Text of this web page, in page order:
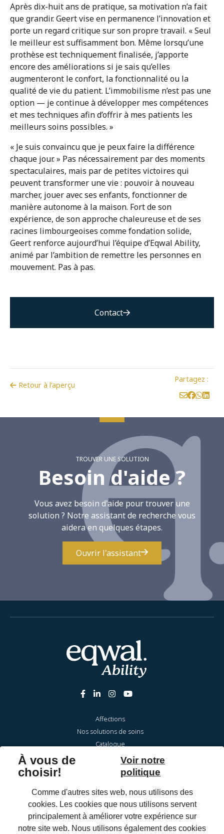
Après dix-huit ans de pratique, sa motivation n’a fait
que grandir. Geert vise en permanence l’innovation et
porte un regard critique sur son propre travail. « Seul
le meilleur est suffisamment bon. Même lorsqu’une
prothèse est techniquement finalisée, j’apporte
encore des améliorations si je sais qu’elles
augmenteront le confort, la fonctionnalité ou la
qualité de vie du patient. L’immobilisme n’est pas une
option — je continue à développer mes compétences
et mes techniques afin d’offrir à mes patients les
meilleurs soins possibles. »
« Je suis convaincu que je peux faire la différence
chaque jour. » Pas nécessairement par des moments
spectaculaires, mais par de petites victoires qui
peuvent transformer une vie : pouvoir à nouveau
marcher, jouer avec ses enfants, fonctionner de
manière autonome à la maison. Fort de son
expérience, de son approche chaleureuse et de ses
racines limbourgeoises comme fondation solide,
Geert renforce aujourd’hui l’équipe d’Eqwal Ability,
animé par l’ambition de remettre les personnes en
mouvement. Pas à pas.
Contact
Retour à l'aperçu
Partagez :
TROUVER UNE SOLUTION
Besoin d'aide ?
Vous avez besoin d'aide pour trouver une
solution ? Notre assistant de recherche vous
aidera en quelques étapes.
Ouvrir l'assistant
Affections
Nos solutions de soins
Catalogue
À propos
Infothèque
Entretien & réparations
Pour les professionnels de santé
OrthoShop